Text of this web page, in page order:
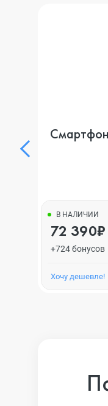
В НАЛИЧИИ
72 390₽
+724 бонусов
Хочу дешевле!